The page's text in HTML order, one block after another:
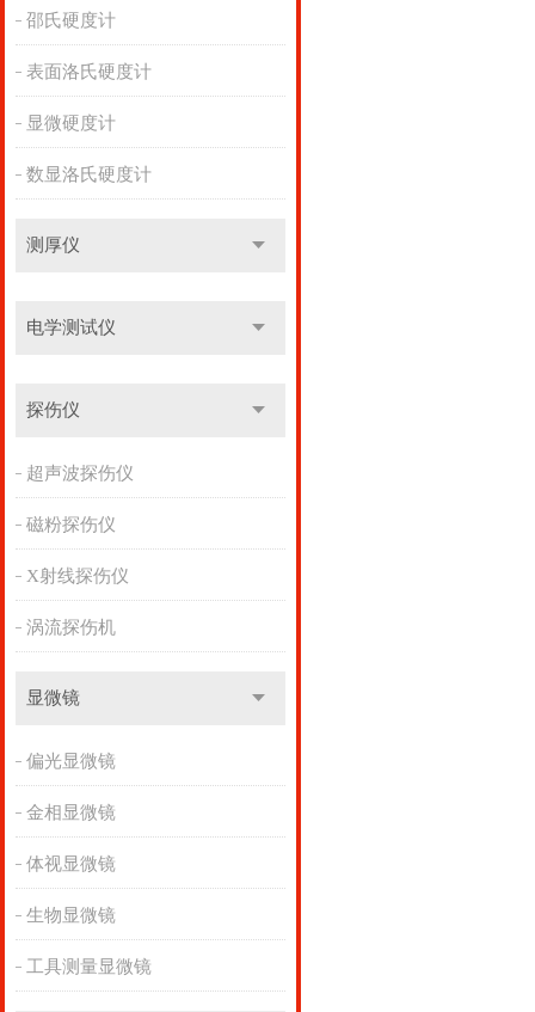
邵氏硬度计
表面洛氏硬度计
显微硬度计
数显洛氏硬度计
测厚仪
电学测试仪
探伤仪
超声波探伤仪
磁粉探伤仪
X射线探伤仪
涡流探伤机
显微镜
偏光显微镜
金相显微镜
体视显微镜
生物显微镜
工具测量显微镜